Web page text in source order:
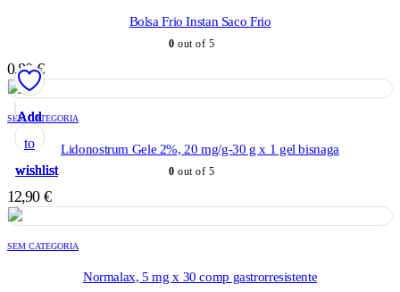
Add
to
wishlist
Bolsa Frio Instan Saco Frio
0 out of 5
0,80€
Add
to
wishlist
SEM CATEGORIA
Lidonostrum Gele 2%, 20 mg/g-30 g x 1 gel bisnaga
0 out of 5
12,90 €
Add
to
wishlist
SEM CATEGORIA
Normalax, 5 mg x 30 comp gastrorresistente
Add
to
wishlist
Add
to
wishlist